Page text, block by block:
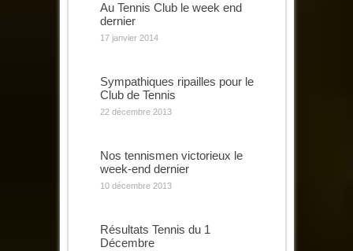
Au Tennis Club le week end
dernier
17 janvier 2014
Sympathiques ripailles pour le
Club de Tennis
22 décembre 2013
Nos tennismen victorieux le
week-end dernier
10 décembre 2013
Résultats Tennis du 1
Décembre